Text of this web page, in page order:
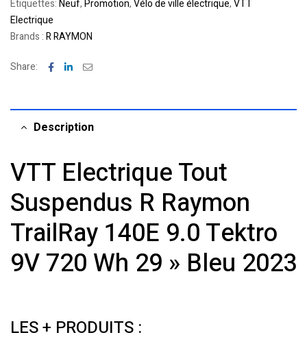
Etiquettes:Neuf,Promotion,Vélo de ville électrique,VTT
Electrique
Brands :R RAYMON
Share: Facebook
LinkedinEmail
Description
VTT Electrique Tout
Suspendus R Raymon
TrailRay 140E 9.0 Tektro
9V 720 Wh 29 » Bleu 2023
LES + PRODUITS :